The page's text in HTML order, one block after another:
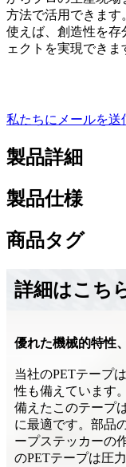
方法で活用できます
使えば、創造性を存
ェクトを実現できま
私たちにメールを送
製品詳細
製品仕様
商品タグ
詳細はこち
優れた機械的特性
当社のPETテープ
性も備えています
備えたこのテープ
に最適です。部品
ープステッカーの
のPETテープは圧